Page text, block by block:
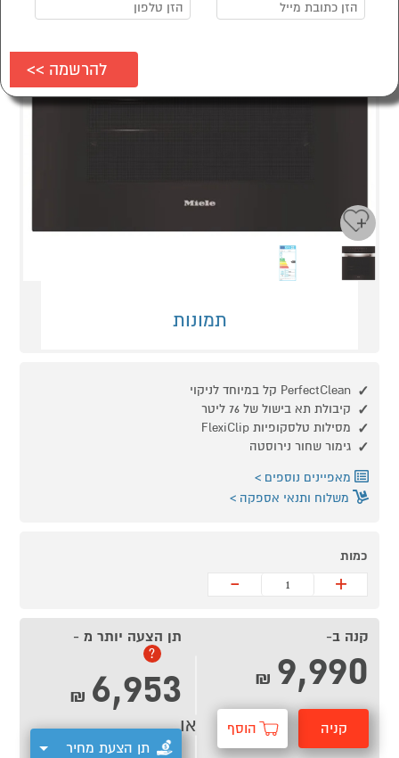
תמונות
PerfectClean קל במיוחד לניקוי
קיבולת תא בישול של 76 ליטר
מסילות טלסקופיות FlexiClip
גימור שחור נירוסטה
מאפיינים נוספים
משלוח ותנאי אספקה
כמות
+
-
קנה ב-
9,990
₪
קניה הוסף
תן הצעה יותר מ -
?
6,953
₪
תן הצעת מחיר
או